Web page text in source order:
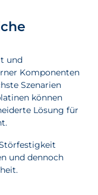
und
Komponenten
Szenarien
können
Lösung für
und dennoch